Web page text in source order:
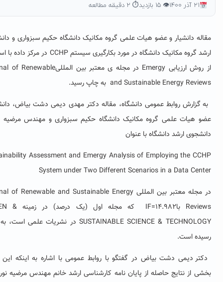
👁 ۱۵ بازدید ⏱ ۲ دقیقه مطالعه
دانشیار و عضو هیات علمی گروه مکانیک دانشگاه حکیم سبزواری و دانشجوی
مکانیک دانشگاه در موردبکارگیری سیستمCCHPدر مرکز داده با استفاده
ارزیابیEmergyدرمجله ی معتبر بین المللیJournal of Renewable
and Sustainable Energyبه چاپ رسید.
روابط عمومی دانشگاه، مقاله دکتر مهدی دیمی دشت بیاض، دانشیار و
علمی گروه مکانیک دانشگاه حکیم سبزواری و مهندس مرضیه نورانی
ارشد دانشگاه با عنوان
Sustainability Assessment and Emergy Analysis of Employing the
System under Two Different Scenarios in a Data
معتبر بین المللی Journal of Renewable and Sustainable Energy
باIF=14.982 که مجله اول (یک درصد) در زمینهGREEN &
SUSTAINABLE SCIENCE & در نشریات علمی است، به چاپ
است.
دیمی دشت بیاض در گفتگو با روابط عمومی با اشاره به اینکه این مقاله
نتایج حاصله از پایان نامه کارشناسی ارشد خانم مهندس مرضیه نورانی با